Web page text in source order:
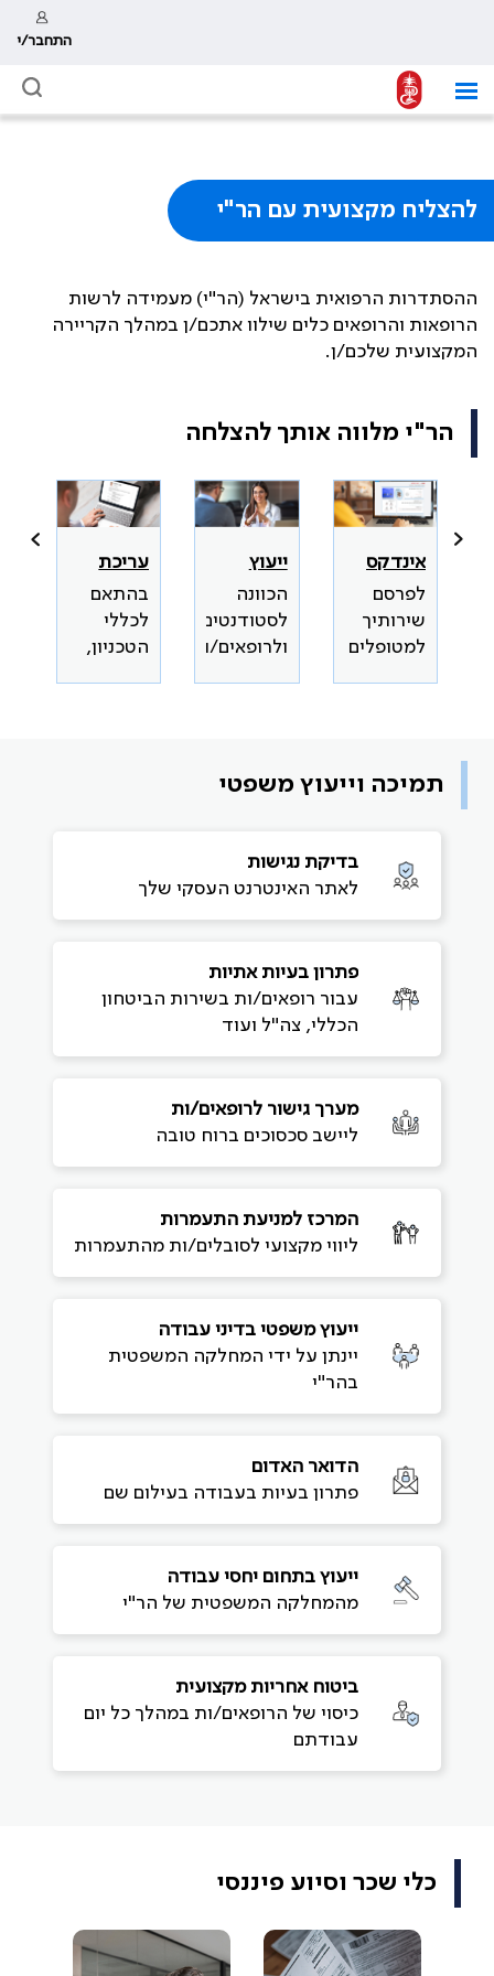
התחבר/י
להצליח מקצועית עם הר"י
ההסתדרות הרפואית בישראל (הר"י) מעמידה לרשות
הרופאות והרופאים כלים שילוו אתכם/ן במהלך הקריירה
המקצועית שלכם/ן.
הר"י מלווה אותך להצלחה
אינדקס
הרופאים
והרופאות
לפרסם
שירותיך
למטופלים
ייעוץ
קריירה
במפנה
הכוונה
לסטודנטים/ות
ולרופאים/ות
עריכת
קורות
חיים
מקצועיים
בהתאם
לכללי
הטכניון,
תמיכה וייעוץ משפטי
בדיקת נגישות
לאתר האינטרנט העסקי שלך
פתרון בעיות אתיות
עבור רופאים/ות בשירות הביטחון
הכללי, צה"ל ועוד
מערך גישור לרופאים/ות
ליישב סכסוכים ברוח טובה
המרכז למניעת התעמרות
ליווי מקצועי לסובלים/ות מהתעמרות
ייעוץ משפטי בדיני עבודה
יינתן על ידי המחלקה המשפטית
בהר"י
הדואר האדום
פתרון בעיות בעבודה בעילום שם
ייעוץ בתחום יחסי עבודה
מהמחלקה המשפטית של הר"י
ביטוח אחריות מקצועית
כיסוי של הרופאים/ות במהלך כל יום
עבודתם
כלי שכר וסיוע פיננסי